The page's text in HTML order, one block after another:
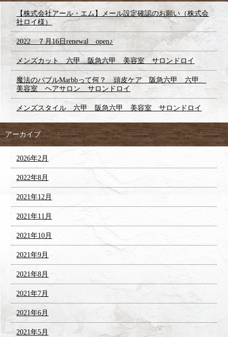
【株式会社アール・エム】メール設定確認のお願い（株式会
社ロイ様）
2022 ７月16日renewal open♪
メンズカット 六甲 阪急六甲 美容室 サロンドロイ
魔法のバブルMarbbって何？ 頭皮ケア 阪急六甲 六甲
美容室 ヘアサロン サロンドロイ
メンズスタイル 六甲 阪急六甲 美容室 サロンドロイ
アーカイブ
2026年2月
2022年8月
2021年12月
2021年11月
2021年10月
2021年9月
2021年8月
2021年7月
2021年6月
2021年5月